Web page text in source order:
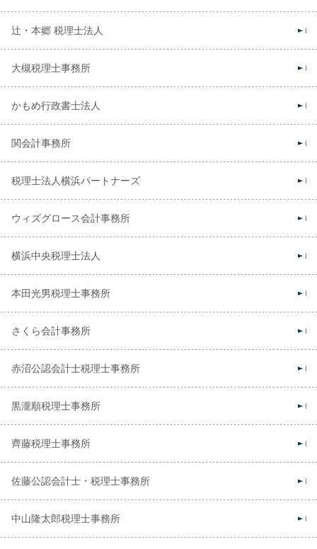
辻・本郷 税理士法人
大槻税理士事務所
かもめ行政書士法人
関会計事務所
税理士法人横浜パートナーズ
ウィズグロース会計事務所
横浜中央税理士法人
本田光男税理士事務所
さくら会計事務所
赤沼公認会計士税理士事務所
黒瀧順税理士事務所
齊藤税理士事務所
佐藤公認会計士・税理士事務所
中山隆太郎税理士事務所